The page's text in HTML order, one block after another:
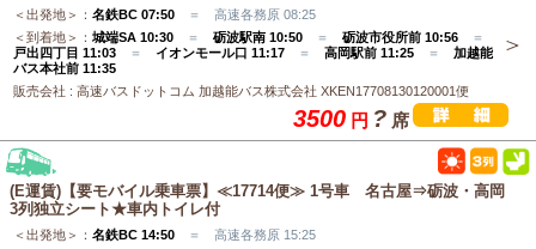
＜出発地＞： 名鉄BC 07:50 ＝ 高速各務原 08:25
＜到着地＞： 城端SA 10:30 ＝ 砺波駅南 10:50 ＝ 砺波市役所前 10:56 ＝
戸出四丁目 11:03 ＝ イオンモール口 11:17 ＝ 高岡駅前 11:25 ＝ 加越能
バス本社前 11:35
販売会社 : 高速バスドットコム 加越能バス株式会社 XKEN17708130120001便
3500 円 ? 席
(E運賃)【要モバイル乗車票】≪17714便≫ 1号車 名古屋⇒砺波・高岡
3列独立シート★車内トイレ付
＜出発地＞： 名鉄BC 14:50 ＝ 高速各務原 15:25